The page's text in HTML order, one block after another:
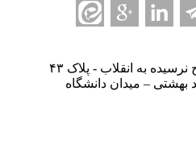
به انقلاب - پلاک ۴۳
– میدان دانشگاه